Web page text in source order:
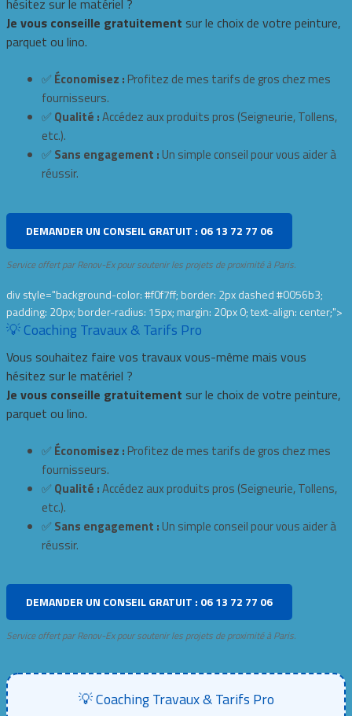
hésitez sur le matériel ?
Je vous conseille gratuitement sur le choix de votre peinture,
parquet ou lino.
✅ Économisez : Profitez de mes tarifs de gros chez mes
fournisseurs.
✅ Qualité :Accédez aux produits pros (Seigneurie, Tollens,
etc.).
✅ Sans engagement : Un simple conseil pour vous aider à
réussir.
DEMANDER UN CONSEIL GRATUIT : 06 13 72 77 06
Service offert par Renov-Ex pour soutenir les projets de proximité à Paris.
div style="background-color: #f0f7ff; border: 2px dashed #0056b3;
padding: 20px; border-radius: 15px; margin: 20px 0; text-align: center;">
💡 Coaching Travaux & Tarifs Pro
Vous souhaitez faire vos travaux vous-même mais vous
hésitez sur le matériel ?
Je vous conseille gratuitement sur le choix de votre peinture,
parquet ou lino.
✅ Économisez : Profitez de mes tarifs de gros chez mes
fournisseurs.
✅ Qualité :Accédez aux produits pros (Seigneurie, Tollens,
etc.).
✅ Sans engagement : Un simple conseil pour vous aider à
réussir.
DEMANDER UN CONSEIL GRATUIT : 06 13 72 77 06
Service offert par Renov-Ex pour soutenir les projets de proximité à Paris.
💡 Coaching Travaux & Tarifs Pro